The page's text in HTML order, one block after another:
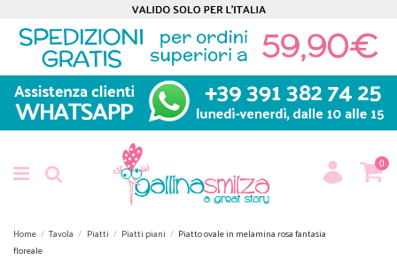
0
Home Tavola Piatti Piatti piani
Piatto ovale in melamina rosa fantasia
floreale